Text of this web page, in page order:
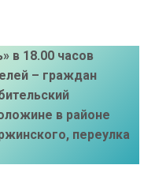
в 18.00 часов
– граждан
в районе
переулка